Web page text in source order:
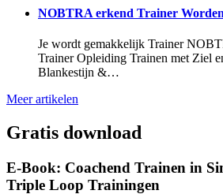
NOBTRA erkend Trainer
Je wordt gemakkelijk Trainer
Trainer Opleiding Trainen met Ziel
Blankestijn &…
Meer artikelen
Gratis download
E-Book: Coachend Trainen in
Triple Loop Trainingen